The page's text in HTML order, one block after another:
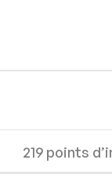
219 points